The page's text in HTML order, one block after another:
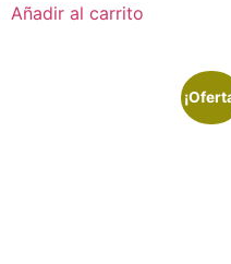
Añadir al carrito